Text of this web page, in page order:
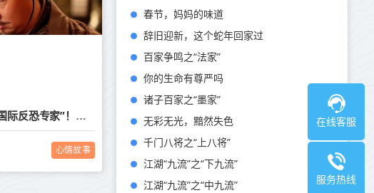
表面是演员，实际是“国际反恐专家”！这位著名老戏骨，隐藏好深
心情故事
春节，妈妈的味道
辞旧迎新，这个蛇年回家过
百家争鸣之“法家”
你的生命有尊严吗
诸子百家之“墨家”
无彩无光，黯然失色
千门八将之“上八将”
江湖“九流”之“下九流”
江湖“九流”之“中九流”
在线客服
服务热线